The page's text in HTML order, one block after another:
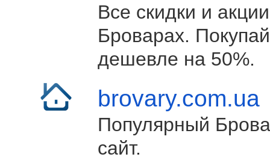
Все скидки и
Броварах.
дешевле на 50%.
brovary.com.ua
Популярный
сайт.